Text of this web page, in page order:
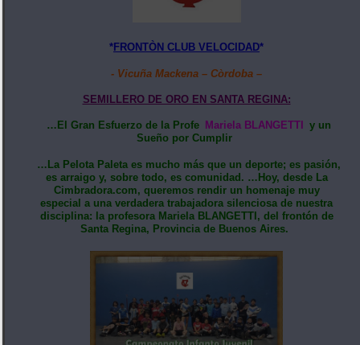
* FRONTÒN CLUB VELOCIDAD*
- Vicuña Mackena – Còrdoba –
SEMILLERO DE ORO EN SANTA REGINA:
…El Gran Esfuerzo de la Profe Mariela BLANGETTI
y un
Sueño por Cumplir
…La Pelota Paleta es mucho más que un deporte; es pasión,
es arraigo y, sobre todo, es comunidad. …Hoy, desde La
Cimbradora.com, queremos rendir un homenaje muy
especial a una verdadera trabajadora silenciosa de nuestra
disciplina: la profesora Mariela BLANGETTI, del frontón de
Santa Regina, Provincia de Buenos Aires.